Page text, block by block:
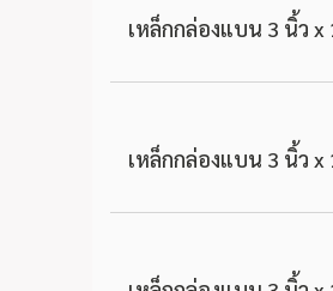
เหล็กกล่องแบน 3 นิ้ว
เหล็กกล่องแบน 3 นิ้ว